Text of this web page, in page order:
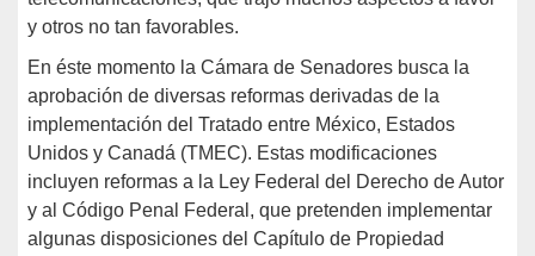
y otros no tan favorables.
En éste momento la Cámara de Senadores busca la
aprobación de diversas reformas derivadas de la
implementación del Tratado entre México, Estados
Unidos y Canadá (TMEC). Estas modificaciones
incluyen reformas a la Ley Federal del Derecho de Autor
y al Código Penal Federal, que pretenden implementar
algunas disposiciones del Capítulo de Propiedad